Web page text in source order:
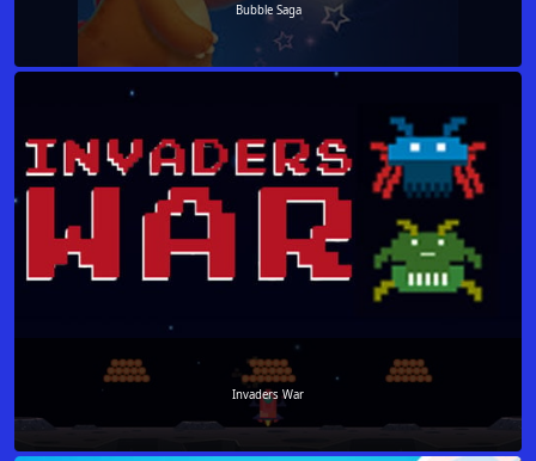
Bubble Saga
Invaders War